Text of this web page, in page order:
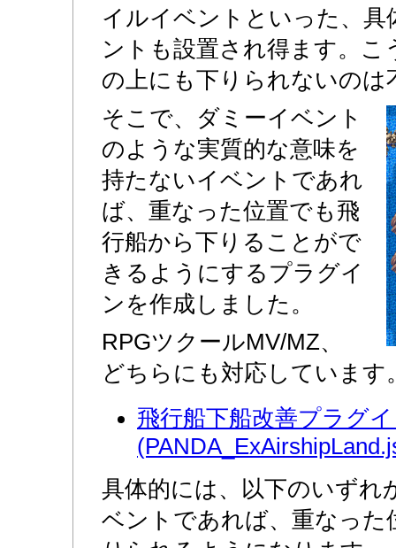
イルイベントといった、具
ントも設置され得ます。
の上にも下りられないのは
そこで、ダミーイベント
のような実質的な意味を
持たないイベントであれ
ば、重なった位置でも飛
行船から下りることがで
きるようにするプラグイ
ンを作成しました。
RPGツクールMV/MZ、
どちらにも対応しています
飛行船下船改善プラグ
具体的には、以下のいずれ
ベントであれば、重なった